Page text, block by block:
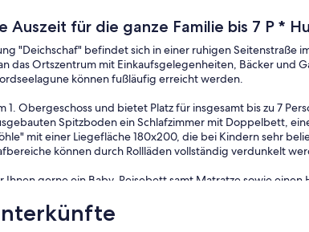
Auszeit für die ganze Familie bis 7 P *
"Deichschaf" befindet sich in einer ruhigen Seitenstraße
das Ortszentrum mit Einkaufsgelegenheiten, Bäcker und
können fußläufig erreicht werden.
1. Obergeschoss und bietet Platz für insgesamt bis zu 7
Spitzboden ein Schlafzimmer mit Doppelbett,
mit einer Liegefläche 180x200, die bei Kindern sehr
können durch Rollläden vollständig verdunkelt
Ihnen gerne ein Baby-Reisebett samt Matratze sowie
in dieser Wohnung herzlich willkommen und dürfen gerne